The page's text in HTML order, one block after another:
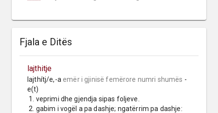
Fjala e Ditës
lajthitje
lajthítj/e,-a emër i gjinisë femërore numri shumës -
e(t)
2. gabim i vogël a pa dashje; ngatërrim pa dashje: